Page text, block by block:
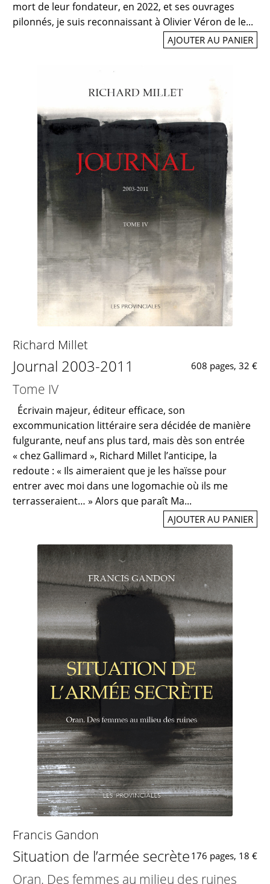
mort de leur fondateur, en 2022, et ses ouvrages
pilonnés, je suis reconnaissant à Olivier Véron de le...
AJOUTER AU PANIER
Richard Millet
Journal 2003-2011 608 pages, 32 €
Tome IV
Écrivain majeur, éditeur efficace, son
excommunication littéraire sera décidée de manière
fulgurante, neuf ans plus tard, mais dès son entrée
« chez Gallimard », Richard Millet l’anticipe, la
redoute : « Ils aimeraient que je les haïsse pour
entrer avec moi dans une logomachie où ils me
terrasseraient… » Alors que paraît Ma...
AJOUTER AU PANIER
Francis Gandon
Situation de l’armée secrète 176 pages, 18 €
Oran. Des femmes au milieu des ruines